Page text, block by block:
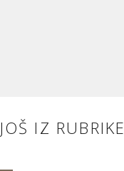
JOŠ IZ RUBRIKE